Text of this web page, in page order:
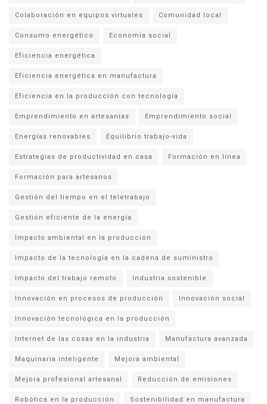
Colaboración en equipos virtuales Comunidad local
Consumo energético Economía social
Eficiencia energética
Eficiencia energética en manufactura
Eficiencia en la producción con tecnología
Emprendimiento en artesanías Emprendimiento social
Energías renovables Equilibrio trabajo-vida
Estrategias de productividad en casa Formación en línea
Formación para artesanos
Gestión del tiempo en el teletrabajo
Gestión eficiente de la energía
Impacto ambiental en la producción
Impacto de la tecnología en la cadena de suministro
Impacto del trabajo remoto Industria sostenible
Innovación en procesos de producción Innovación social
Innovación tecnológica en la producción
Internet de las cosas en la industria Manufactura avanzada
Maquinaria inteligente Mejora ambiental
Mejora profesional artesanal Reducción de emisiones
Robótica en la producción Sostenibilidad en manufactura